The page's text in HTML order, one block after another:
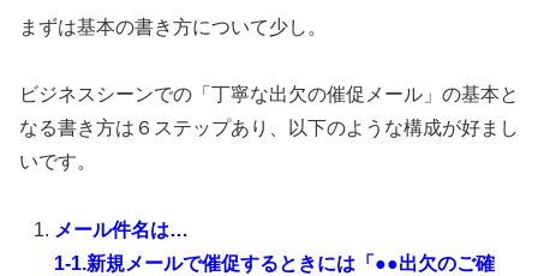
まずは基本の書き方について少し。
ビジネスシーンでの「丁寧な出欠の催促メール」の基本と
なる書き方は６ステップあり、以下のような構成が好まし
いです。
メール件名は…
1-1.新規メールで催促するときには「●●出欠のご確